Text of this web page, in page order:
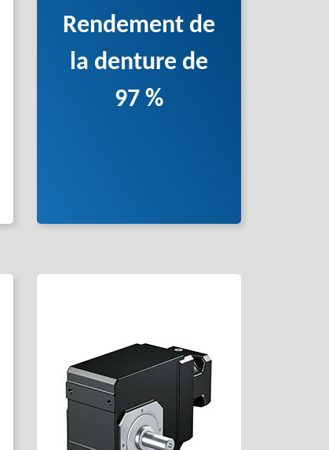
Rendement de
la denture de
97 %